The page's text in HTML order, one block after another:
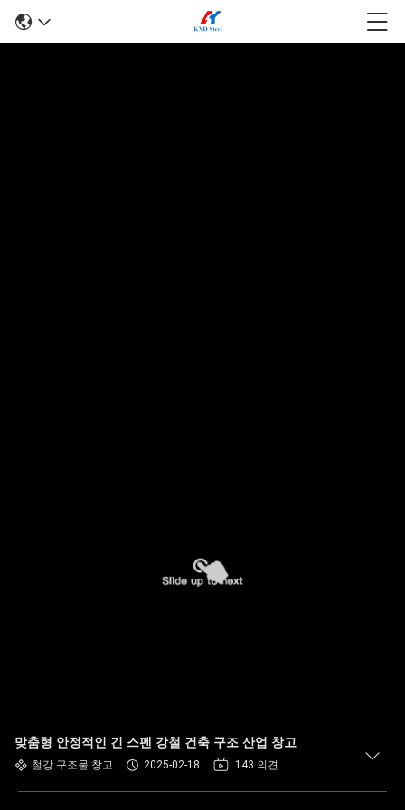
맞춤형 안정적인 긴 스펜 강철 건축 구조 산업 창고
철강 구조물 창고 2025-02-18 143 의견